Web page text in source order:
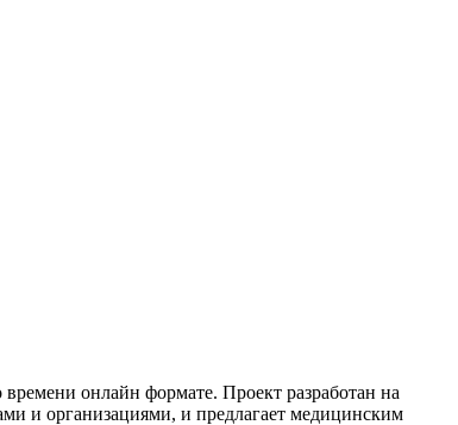
онлайн формате. Проект разработан на
и организациями, и предлагает медицинским